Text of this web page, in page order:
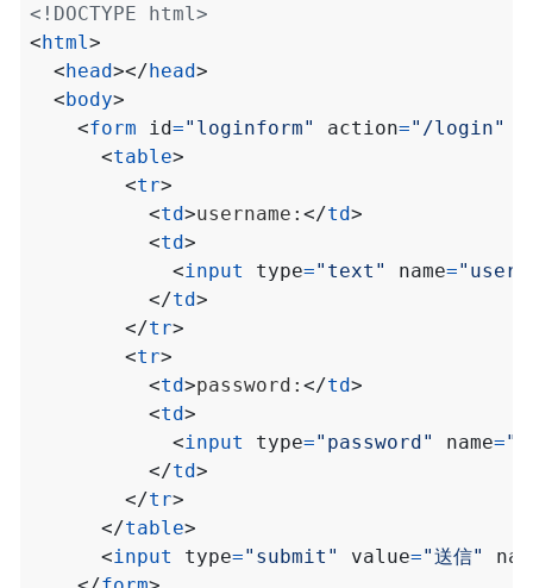
<!DOCTYPE html>
<html >
<head></head>
<body>
<form id="loginform" action="/login"
<table>
<tr>
<td>username: </td>
<td>
<input type="text" name=
</td>
</tr>
<tr>
<td>password: </td>
<td>
<input type="password" name=
</td>
</tr>
</table>
<input type="submit" value="送信"